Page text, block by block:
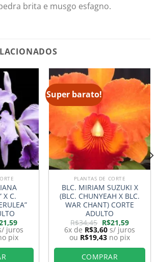
brita e musgo esfagno.
X C.
O
preço
atual
é:
R$21,59.
juros
pix
Super barato!
PLANTAS DE CORTE
BLC. MIRIAM SUZUKI X
(BLC. CHUNYEAH X BLC.
WAR CHANT) CORTE
ADULTO
R$34,45 O
preço
original
era:
R$34,45.
R$21,59O
preço
atual
é:
R$21,59.
6x de R$3,60 s/ juros
ou R$19,43 no pix
COMPRAR